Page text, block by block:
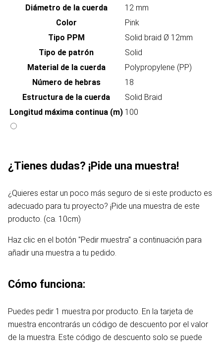
Diámetro de la cuerda
12 mm
Color
Pink
Tipo PPM
Solid braid Ø 12mm
Tipo de patrón
Solid
Material de la cuerda
Polypropylene (PP)
Número de hebras
18
Estructura de la cuerda
Solid Braid
Longitud máxima continua (m) 100
¿Tienes dudas? ¡Pide una muestra!
¿Quieres estar un poco más seguro de si este producto es
adecuado para tu proyecto? ¡Pide una muestra de este
producto. (ca. 10cm)
Haz clic en el botón "Pedir muestra" a continuación para
añadir una muestra a tu pedido.
Cómo funciona:
Puedes pedir 1 muestra por producto. En la tarjeta de
muestra encontrarás un código de descuento por el valor
de la muestra. Este código de descuento solo se puede